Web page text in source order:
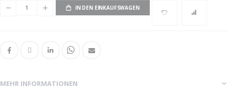
IN DEN EINKAUFSWAGEN
MEHR INFORMATIONEN